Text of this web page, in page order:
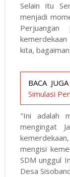
Selain itu
menjadi
kita,
BACA
Simulasi
"Ini adalah
mengingat
mengisi
SDM unggul
Desa